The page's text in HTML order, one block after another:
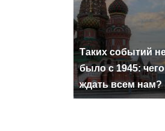
Таких событий
было с 1945: чего
ждать всем нам?